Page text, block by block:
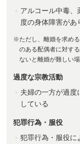
アルコール中毒、
度の身体障害があ
※ただし、離婚を求め
のある配偶者に対す
ないと離婚が難しい場
過度な宗教活動
夫婦の一方が過度
している
犯罪行為・服役
犯罪行為・服役に